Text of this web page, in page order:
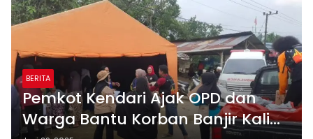
BERITA
Pemkot Kendari Ajak OPD dan
Warga Bantu Korban Banjir Kali